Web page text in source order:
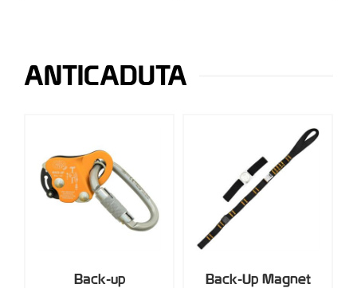
ANTICADUTA
Back-up Back-Up Magnet